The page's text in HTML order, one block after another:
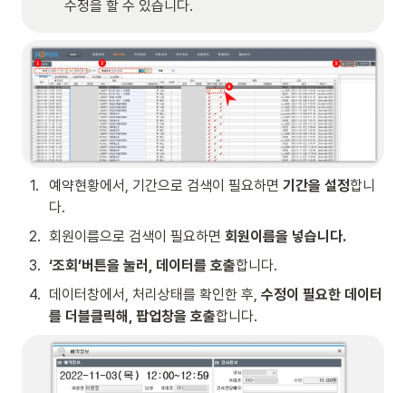
수정을 할 수 있습니다.
1. 예약현황에서, 기간으로 검색이 필요하면 기간을 설정합니
다.
2. 회원이름으로 검색이 필요하면 회원이름을 넣습니다.
3. ‘조회’버튼을 눌러, 데이터를 호출합니다.
4. 데이터창에서, 처리상태를 확인한 후, 수정이 필요한 데이터
를 더블클릭해, 팝업창을 호출합니다.